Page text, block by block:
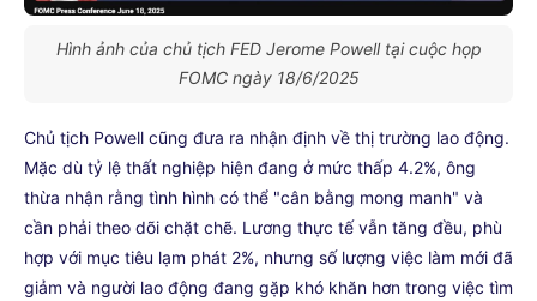
Hình ảnh của chủ tịch FED Jerome Powell tại cuộc họp
FOMC ngày 18/6/2025
Chủ tịch Powell cũng đưa ra nhận định về thị trường lao động.
Mặc dù tỷ lệ thất nghiệp hiện đang ở mức thấp 4.2%, ông
thừa nhận rằng tình hình có thể "cân bằng mong manh" và
cần phải theo dõi chặt chẽ. Lương thực tế vẫn tăng đều, phù
hợp với mục tiêu lạm phát 2%, nhưng số lượng việc làm mới đã
giảm và người lao động đang gặp khó khăn hơn trong việc tìm